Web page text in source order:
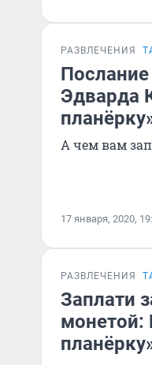
РАЗВЛЕЧЕНИЯ
Эдварда
А чем вам
17 января, 2020,
РАЗВЛЕЧЕНИЯ
Заплати
монетой: